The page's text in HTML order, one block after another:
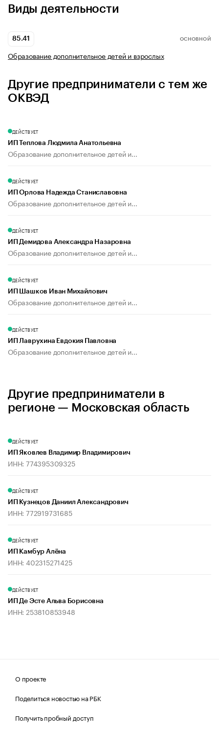
Виды деятельности
85.41 ОСНОВНОЙ
Образование дополнительное детей и взрослых
Другие предприниматели с тем же
ОКВЭД
ДЕЙСТВУЕТ
ИП Теплова Людмила Анатольевна
Образование дополнительное детей и...
ДЕЙСТВУЕТ
ИП Орлова Надежда Станиславовна
Образование дополнительное детей и...
ДЕЙСТВУЕТ
ИП Демидова Александра Назаровна
Образование дополнительное детей и...
ДЕЙСТВУЕТ
ИП Шашков Иван Михайлович
Образование дополнительное детей и...
ДЕЙСТВУЕТ
ИП Лаврухина Евдокия Павловна
Образование дополнительное детей и...
Другие предприниматели в
регионе — Московская область
ДЕЙСТВУЕТ
ИП Яковлев Владимир Владимирович
ИНН: 774395309325
ДЕЙСТВУЕТ
ИП Кузнецов Даниил Александрович
ИНН: 772919731685
ДЕЙСТВУЕТ
ИП Камбур Алёна
ИНН: 402315271425
ДЕЙСТВУЕТ
ИП Де Эсте Альва Борисовна
ИНН: 253810853948
О проекте
Поделиться новостью на РБК
Получить пробный доступ